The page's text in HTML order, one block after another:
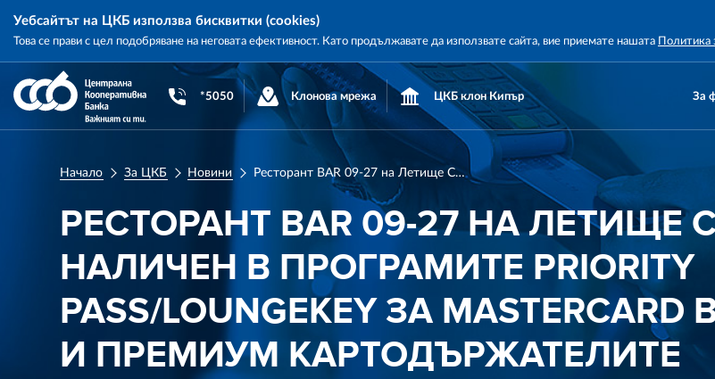
Уебсайтът на ЦКБ използва бисквитки (cookies)
Това се прави с цел подобряване на неговата ефективност. Като продължавате да използвате сайта, вие приемате нашата Политика
Central
Cooperative
*5050 Клонова мрежа ЦКБ клон Кипър За
Начало За ЦКБ Новини Ресторант BAR 09-27 на Летище София е наличен в програмите Priority Pass/LoungeKey за Mastercard Business и Премиум картодържателите
РЕСТОРАНТ BAR 09-27 НА ЛЕТИЩЕ
НАЛИЧЕН В ПРОГРАМИТЕ PRIORITY
PASS/LOUNGEKEY ЗА MASTERCARD
И ПРЕМИУМ КАРТОДЪРЖАТЕЛИТЕ